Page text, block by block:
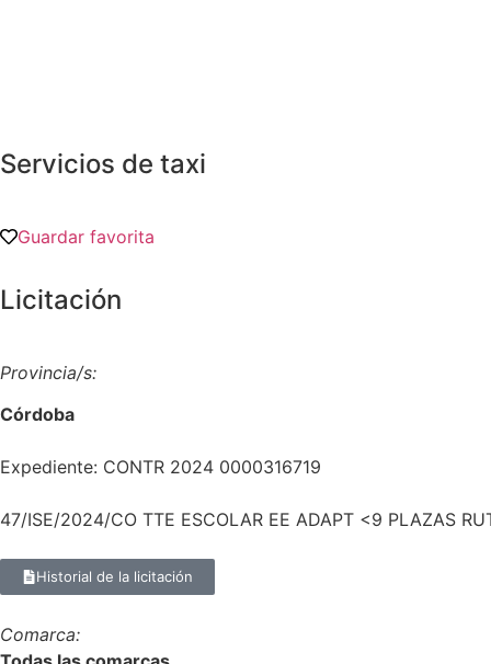
Servicios de taxi
Guardar favorita
Licitación
Provincia/s:
Córdoba
Expediente: CONTR 2024 0000316719
47/ISE/2024/CO TTE ESCOLAR EE ADAPT <9 PLAZAS
Historial de la licitación
Comarca: